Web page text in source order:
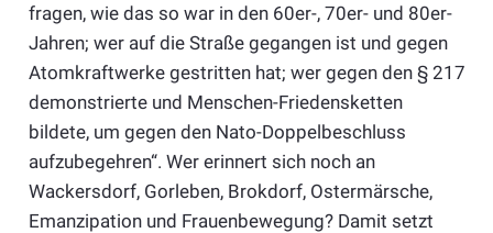
fragen, wie das so war in den 60er-, 70er- und 80er-
Jahren; wer auf die Straße gegangen ist und gegen
Atomkraftwerke gestritten hat; wer gegen den § 217
demonstrierte und Menschen-Friedensketten
bildete, um gegen den Nato-Doppelbeschluss
aufzubegehren“. Wer erinnert sich noch an
Wackersdorf, Gorleben, Brokdorf, Ostermärsche,
Emanzipation und Frauenbewegung? Damit setzt